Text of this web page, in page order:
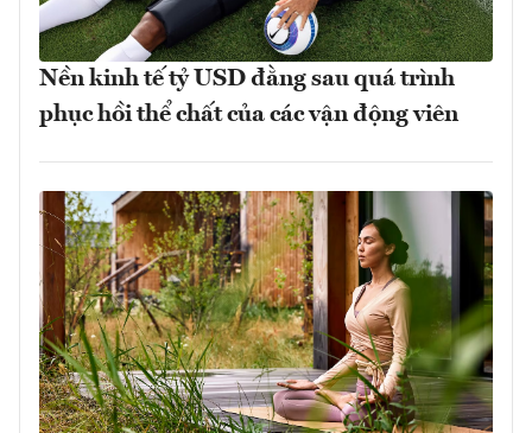
Nền kinh tế tỷ USD đằng sau quá trình
phục hồi thể chất của các vận động viên